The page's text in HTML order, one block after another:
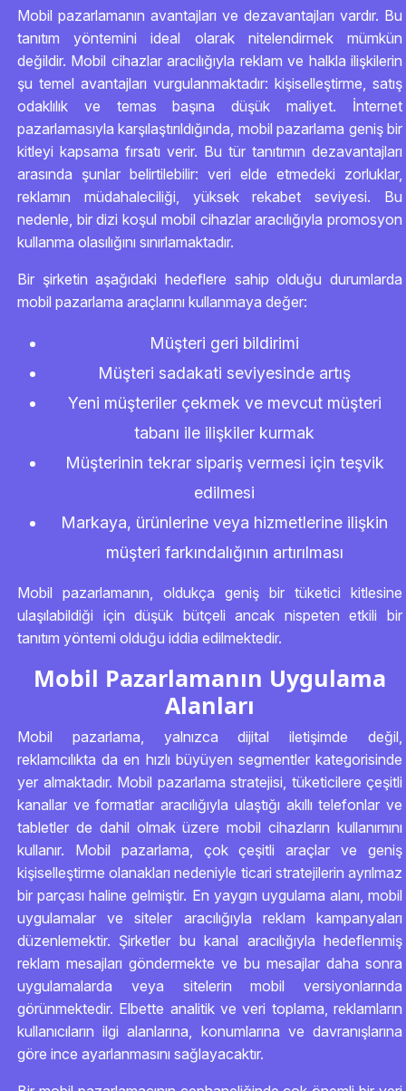
Mobil pazarlamanın avantajları ve dezavantajları vardır. Bu
tanıtım yöntemini ideal olarak nitelendirmek mümkün
değildir. Mobil cihazlar aracılığıyla reklam ve halkla ilişkilerin
şu temel avantajları vurgulanmaktadır: kişiselleştirme, satış
odaklılık ve temas başına düşük maliyet. İnternet
pazarlamasıyla karşılaştırıldığında, mobil pazarlama geniş bir
kitleyi kapsama fırsatı verir. Bu tür tanıtımın dezavantajları
arasında şunlar belirtilebilir: veri elde etmedeki zorluklar,
reklamın müdahaleciliği, yüksek rekabet seviyesi. Bu
nedenle, bir dizi koşul mobil cihazlar aracılığıyla promosyon
kullanma olasılığını sınırlamaktadır.
Bir şirketin aşağıdaki hedeflere sahip olduğu durumlarda
mobil pazarlama araçlarını kullanmaya değer:
Müşteri geri bildirimi
Müşteri sadakati seviyesinde artış
Yeni müşteriler çekmek ve mevcut müşteri
tabanı ile ilişkiler kurmak
Müşterinin tekrar sipariş vermesi için teşvik
edilmesi
Markaya, ürünlerine veya hizmetlerine ilişkin
müşteri farkındalığının artırılması
Mobil pazarlamanın, oldukça geniş bir tüketici kitlesine
ulaşılabildiği için düşük bütçeli ancak nispeten etkili bir
tanıtım yöntemi olduğu iddia edilmektedir.
Mobil Pazarlamanın Uygulama
Alanları
Mobil pazarlama, yalnızca dijital iletişimde değil,
reklamcılıkta da en hızlı büyüyen segmentler kategorisinde
yer almaktadır. Mobil pazarlama stratejisi, tüketicilere çeşitli
kanallar ve formatlar aracılığıyla ulaştığı akıllı telefonlar ve
tabletler de dahil olmak üzere mobil cihazların kullanımını
kullanır. Mobil pazarlama, çok çeşitli araçlar ve geniş
kişiselleştirme olanakları nedeniyle ticari stratejilerin ayrılmaz
bir parçası haline gelmiştir. En yaygın uygulama alanı, mobil
uygulamalar ve siteler aracılığıyla reklam kampanyaları
düzenlemektir. Şirketler bu kanal aracılığıyla hedeflenmiş
reklam mesajları göndermekte ve bu mesajlar daha sonra
uygulamalarda veya sitelerin mobil versiyonlarında
görünmektedir. Elbette analitik ve veri toplama, reklamların
kullanıcıların ilgi alanlarına, konumlarına ve davranışlarına
göre ince ayarlanmasını sağlayacaktır.